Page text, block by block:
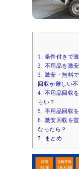
1.
条件付きで
2.
不用品を激
3.
激安・無料
回収が難しい
4.
不用品回収
らい？
5.
不用品回収
6.
激安回収を
なったら？
7.
まとめ